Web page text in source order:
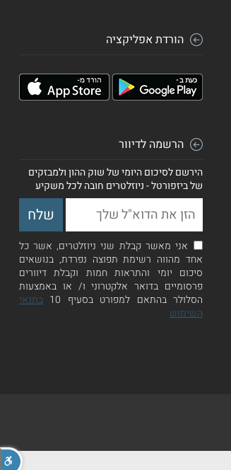
הורדת אפליקציה
הרשמה לדיוור
הירשם לסיכום היומי של שוק ההון ולמבזקים
של ביזפורטל - ניוזלטרים חובה לכל משקיע
אני מאשר קבלת שני ניוזלטרים, אשר כל
אחד מהווה רשימת תפוצה נפרדת, בנושאים
סיכום יומי והתראות חמות וקבלת דיוורים
פרסומיים בדואר אלקטרוני ו/ או באמצעות
הסלולר בהתאם למפורט בסעיף 10
בתנאי
השימוש